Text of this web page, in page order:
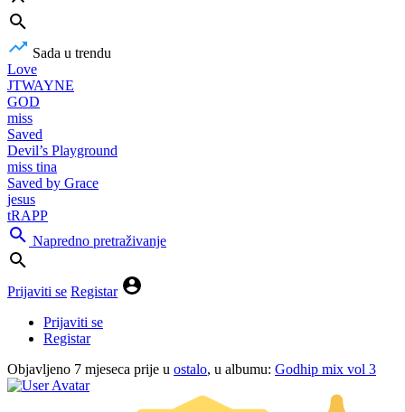
Sada u trendu
Love
JTWAYNE
GOD
miss
Saved
Devil’s Playground
miss tina
Saved by Grace
jesus
tRAPP
Napredno pretraživanje
Prijaviti se Registar
Prijaviti se
Registar
Objavljeno 7 mjeseca prije u ostalo, u albumu: Godhip mix vol 3